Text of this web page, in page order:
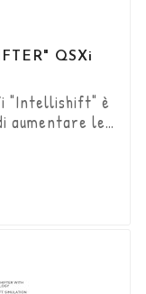
QSXi
"Intellishift" è
aumentare le
la frizione.
connettori